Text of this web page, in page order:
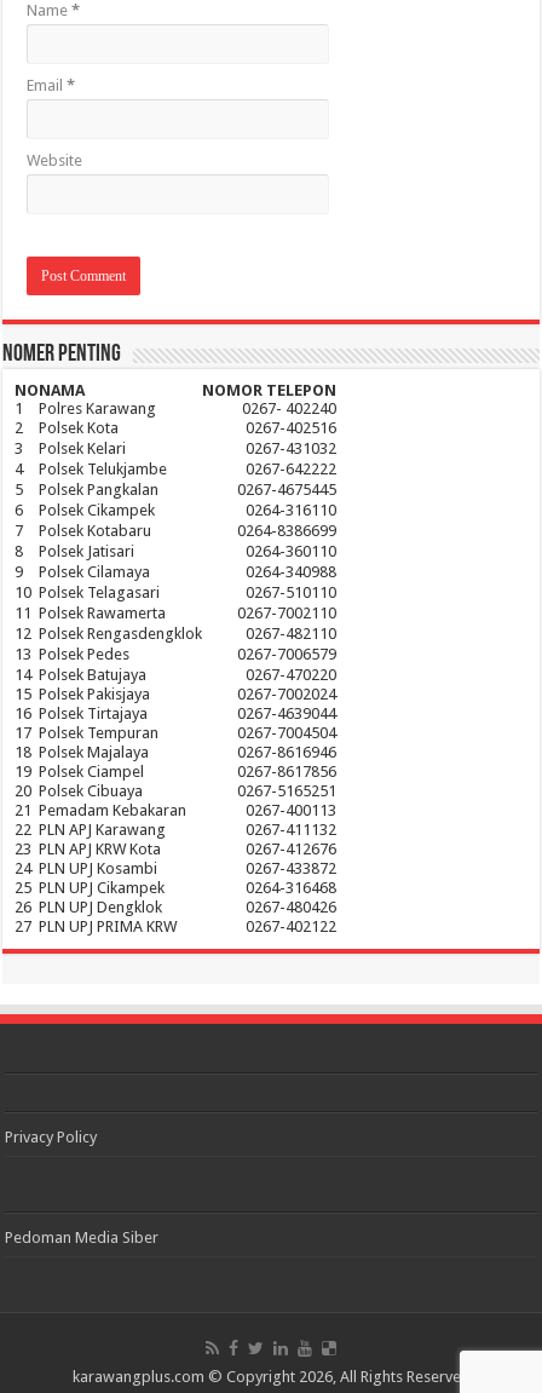
Name*
Email*
Website
Nomer Penting
NONAMA
NOMOR TELEPON
1
Polres Karawang
0267- 402240
2
Polsek Kota
0267-402516
3
Polsek Kelari
0267-431032
4
Polsek Telukjambe
0267-642222
5
Polsek Pangkalan
0267-4675445
6
Polsek Cikampek
0264-316110
7
Polsek Kotabaru
0264-8386699
8
Polsek Jatisari
0264-360110
9
Polsek Cilamaya
0264-340988
10 Polsek Telagasari
0267-510110
11 Polsek Rawamerta
0267-7002110
12 Polsek Rengasdengklok
0267-482110
13 Polsek Pedes
0267-7006579
14 Polsek Batujaya
0267-470220
15 Polsek Pakisjaya
0267-7002024
16 Polsek Tirtajaya
0267-4639044
17 Polsek Tempuran
0267-7004504
18 Polsek Majalaya
0267-8616946
19 Polsek Ciampel
0267-8617856
20 Polsek Cibuaya
0267-5165251
21 Pemadam Kebakaran
0267-400113
22 PLN APJ Karawang
0267-411132
23 PLN APJ KRW Kota
0267-412676
24 PLN UPJ Kosambi
0267-433872
25 PLN UPJ Cikampek
0264-316468
26 PLN UPJ Dengklok
0267-480426
27 PLN UPJ PRIMA KRW 0267-402122
Privacy Policy
Pedoman Media Siber
karawangplus.com © Copyright 2026, All Rights Reserved